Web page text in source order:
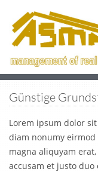
Günstige
Lorem ipsum dolor
diam nonumy
magna aliquyam
accusam et justo duo